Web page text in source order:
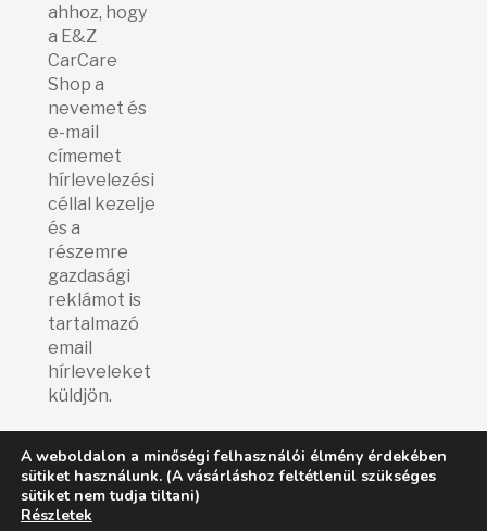
ahhoz, hogy
a E&Z
CarCare
Shop a
nevemet és
e-mail
címemet
hírlevelezési
céllal kezelje
és a
részemre
gazdasági
reklámot is
tartalmazó
email
hírleveleket
küldjön.
© E&Z Car Care Shop2026.
ÁSZF (Fizetési, szállítási, vásárlási feltételek)
tájékoztató|
A weboldalon a minőségi felhasználói élmény érdekében
sütiket használunk. (A vásárláshoz feltétlenül szükséges
sütiket nem tudja tiltani)
Részletek